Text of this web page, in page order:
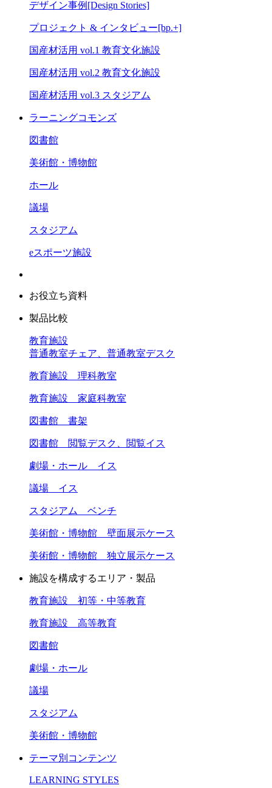
デザイン事例[Design Stories]
プロジェクト & インタビュー[bp.+]
国産材活用 vol.1 教育文化施設
国産材活用 vol.2 教育文化施設
国産材活用 vol.3 スタジアム
ラーニングコモンズ
図書館
美術館・博物館
ホール
議場
スタジアム
eスポーツ施設
お役立ち資料
製品比較
教育施設
普通教室チェア、普通教室デスク
教育施設 理科教室
教育施設 家庭科教室
図書館 書架
図書館 閲覧デスク、閲覧イス
劇場・ホール イス
議場 イス
スタジアム ベンチ
美術館・博物館 壁面展示ケース
美術館・博物館 独立展示ケース
施設を構成するエリア・製品
教育施設 初等・中等教育
教育施設 高等教育
図書館
劇場・ホール
議場
スタジアム
美術館・博物館
テーマ別コンテンツ
LEARNING STYLES